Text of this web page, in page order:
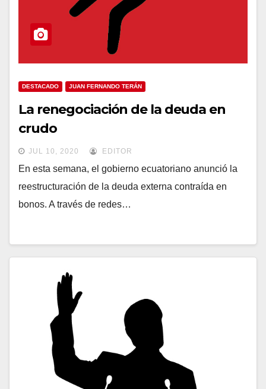
DESTACADO JUAN FERNANDO TERÁN
La renegociación de la deuda en
crudo
JUL 10, 2020 EDITOR
En esta semana, el gobierno ecuatoriano anunció la
reestructuración de la deuda externa contraída en
bonos. A través de redes…